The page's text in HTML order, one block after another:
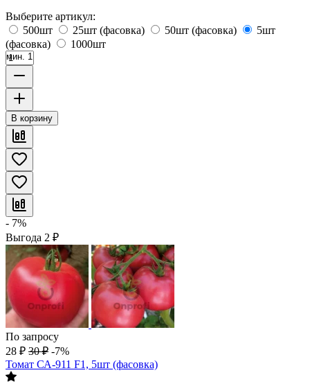
Выберите артикул:
500шт
25шт (фасовка) 50шт (фасовка)
5шт
(фасовка)
1000шт
мин. 1
В корзину
- 7%
Выгода 2 ₽
По запросу
28 ₽ 30 ₽ -7%
Томат СА-911 F1, 5шт (фасовка)